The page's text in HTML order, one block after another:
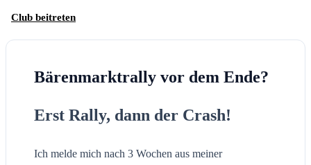
Club beitreten
Bärenmarktrally vor dem Ende?
Erst Rally, dann der Crash!
Ich melde mich nach 3 Wochen aus meiner